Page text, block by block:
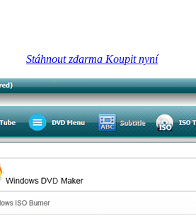
Stáhnout zdarma Koupit nyní